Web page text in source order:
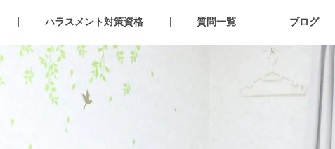
ハラスメント対策資格 質問一覧 ブログ